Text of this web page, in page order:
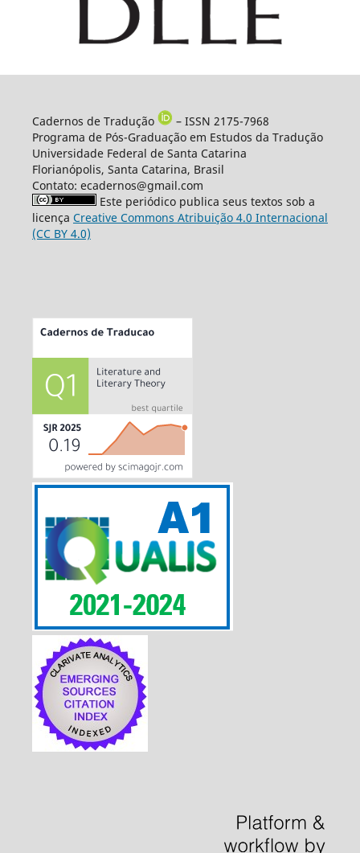
Cadernos de Tradução
– ISSN 2175-7968
Programa de Pós-Graduação em Estudos da Tradução
Universidade Federal de Santa Catarina
Florianópolis, Santa Catarina, Brasil
Contato: ecadernos@gmail.com
Este periódico publica seus textos sob a
licença Creative Commons Atribuição 4.0 Internacional
(CC BY 4.0)